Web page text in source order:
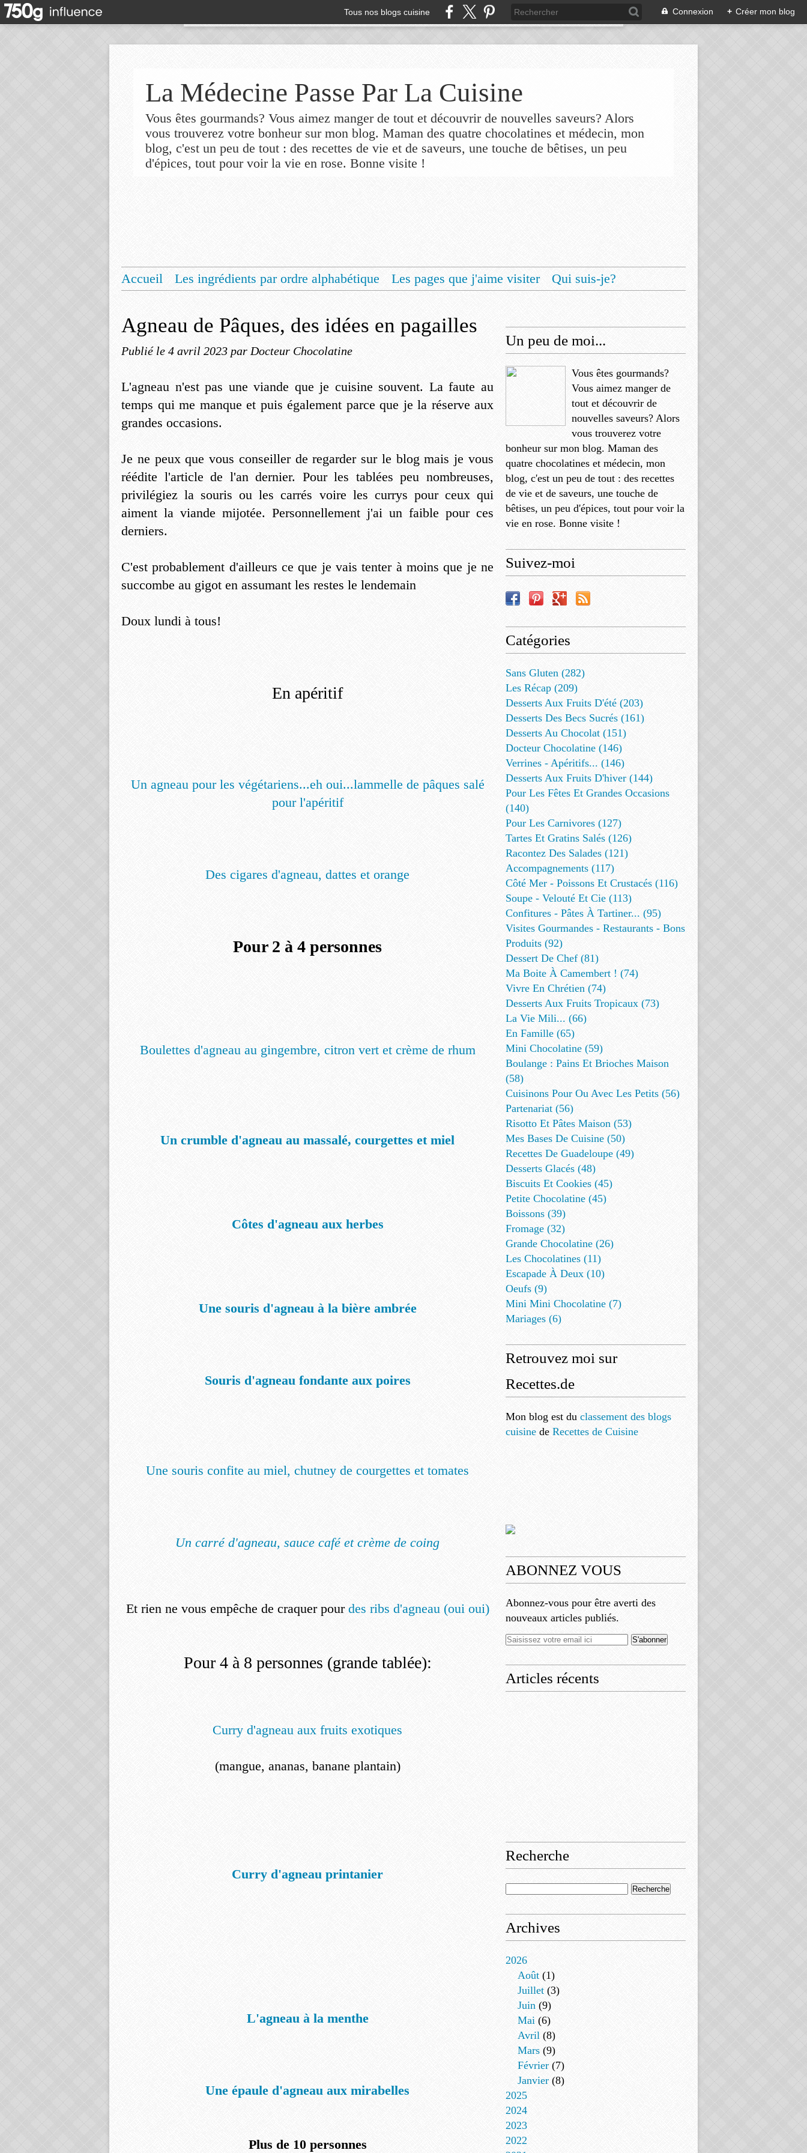
Tous nos blogs cuisine Connexion + Créer mon blog
La Médecine Passe Par La Cuisine
Vous êtes gourmands? Vous aimez manger de tout et découvrir de nouvelles saveurs? Alors
vous trouverez votre bonheur sur mon blog. Maman des quatre chocolatines et médecin, mon
blog, c'est un peu de tout : des recettes de vie et de saveurs, une touche de bêtises, un peu
d'épices, tout pour voir la vie en rose. Bonne visite !
Accueil Les ingrédients par ordre alphabétique Les pages que j'aime visiter
Qui suis-je?
Agneau de Pâques, des idées en pagailles
Publié le 4 avril 2023 par Docteur Chocolatine
L'agneau n'est pas une viande que je cuisine souvent. La faute au
temps qui me manque et puis également parce que je la réserve aux
grandes occasions.
Je ne peux que vous conseiller de regarder sur le blog mais je vous
réédite l'article de l'an dernier. Pour les tablées peu nombreuses,
privilégiez la souris ou les carrés voire les currys pour ceux qui
aiment la viande mijotée. Personnellement j'ai un faible pour ces
derniers.
C'est probablement d'ailleurs ce que je vais tenter à moins que je ne
succombe au gigot en assumant les restes le lendemain
Doux lundi à tous!
En apéritif
Un agneau pour les végétariens...eh oui...lammelle de pâques salé
pour l'apéritif
Des cigares d'agneau, dattes et orange
Pour 2 à 4 personnes
Boulettes d'agneau au gingembre, citron vert et crème de rhum
Un crumble d'agneau au massalé, courgettes et miel
Côtes d'agneau aux herbes
Une souris d'agneau à la bière ambrée
Souris d'agneau fondante aux poires
Une souris confite au miel, chutney de courgettes et tomates
Un carré d'agneau, sauce café et crème de coing
Et rien ne vous empêche de craquer pour des ribs d'agneau (oui oui)
Pour 4 à 8 personnes (grande tablée):
Curry d'agneau aux fruits exotiques
(mangue, ananas, banane plantain)
Curry d'agneau printanier
L'agneau à la menthe
Une épaule d'agneau aux mirabelles
Plus de 10 personnes
Un peu de moi...
Vous êtes gourmands?
Vous aimez manger de
tout et découvrir de
nouvelles saveurs? Alors
vous trouverez votre
bonheur sur mon blog. Maman des
quatre chocolatines et médecin, mon
blog, c'est un peu de tout : des recettes
de vie et de saveurs, une touche de
bêtises, un peu d'épices, tout pour voir la
vie en rose. Bonne visite !
Suivez-moi
Catégories
Sans Gluten (282)
Les Récap (209)
Desserts Aux Fruits D'été (203)
Desserts Des Becs Sucrés (161)
Desserts Au Chocolat (151)
Docteur Chocolatine (146)
Verrines - Apéritifs... (146)
Desserts Aux Fruits D'hiver (144)
Pour Les Fêtes Et Grandes Occasions
(140)
Pour Les Carnivores (127)
Tartes Et Gratins Salés (126)
Racontez Des Salades (121)
Accompagnements (117)
Côté Mer - Poissons Et Crustacés (116)
Soupe - Velouté Et Cie (113)
Confitures - Pâtes À Tartiner... (95)
Visites Gourmandes - Restaurants - Bons
Produits (92)
Dessert De Chef (81)
Ma Boite À Camembert ! (74)
Vivre En Chrétien (74)
Desserts Aux Fruits Tropicaux (73)
La Vie Mili... (66)
En Famille (65)
Mini Chocolatine (59)
Boulange : Pains Et Brioches Maison
(58)
Cuisinons Pour Ou Avec Les Petits (56)
Partenariat (56)
Risotto Et Pâtes Maison (53)
Mes Bases De Cuisine (50)
Recettes De Guadeloupe (49)
Desserts Glacés (48)
Biscuits Et Cookies (45)
Petite Chocolatine (45)
Boissons (39)
Fromage (32)
Grande Chocolatine (26)
Les Chocolatines (11)
Escapade À Deux (10)
Oeufs (9)
Mini Mini Chocolatine (7)
Mariages (6)
Retrouvez moi sur
Recettes.de
Mon blog est du classement des blogs
cuisine de Recettes de Cuisine
ABONNEZ VOUS
Abonnez-vous pour être averti des
nouveaux articles publiés.
Articles récents
Recherche
Archives
2026
Août (1)
Juillet (3)
Juin (9)
Mai (6)
Avril (8)
Mars (9)
Février (7)
Janvier (8)
2025
2024
2023
2022